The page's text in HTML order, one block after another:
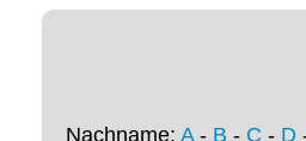
Nachname: A- B - C - D